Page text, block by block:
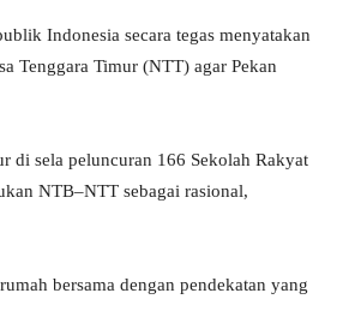
Indonesia secara tegas menyatakan
Tenggara Timur (NTT) agar Pekan
di sela peluncuran 166 Sekolah Rakyat
NTB–NTT sebagai rasional,
bersama dengan pendekatan yang